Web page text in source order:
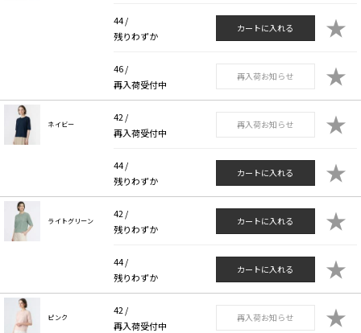
44 /
残りわずか
カートに入れる ★
46 /
再入荷受付中
再入荷お知らせ ★
ネイビー
42 /
再入荷受付中
再入荷お知らせ ★
44 /
残りわずか
カートに入れる ★
ライトグリーン
42 /
残りわずか
カートに入れる ★
44 /
残りわずか
カートに入れる ★
ピンク
42 /
再入荷受付中
再入荷お知らせ ★